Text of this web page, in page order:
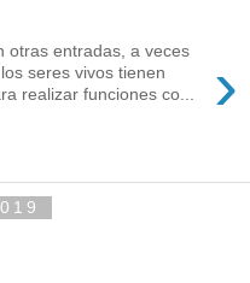
›
otras entradas, a veces
seres vivos tienen
realizar funciones co...